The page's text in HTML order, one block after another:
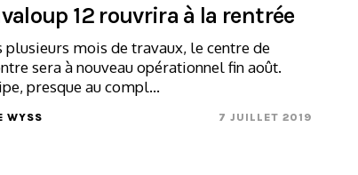
12 rouvrira à la rentrée
plusieurs mois de travaux, le centre de
sera à nouveau opérationnel fin août.
presque au compl...
WYSS 7 JUILLET 2019